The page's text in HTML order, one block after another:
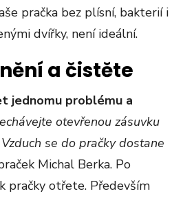
pračka bez plísní, bakterií i
dvířky, není ideální.
a čistěte
jednomu problému a
otevřenou zásuvku
se do pračky dostane
Michal Berka. Po
pračky otřete. Především